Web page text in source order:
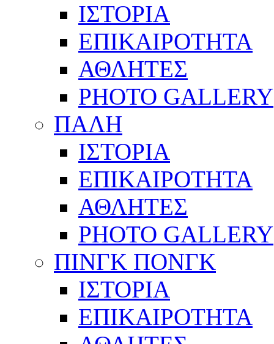
ΙΣΤΟΡΙΑ
ΕΠΙΚΑΙΡΟΤΗΤΑ
ΑΘΛΗΤΕΣ
PHOTO GALLERY
ΠΑΛΗ
ΙΣΤΟΡΙΑ
ΕΠΙΚΑΙΡΟΤΗΤΑ
ΑΘΛΗΤΕΣ
PHOTO GALLERY
ΠΙΝΓΚ ΠΟΝΓΚ
ΙΣΤΟΡΙΑ
ΕΠΙΚΑΙΡΟΤΗΤΑ